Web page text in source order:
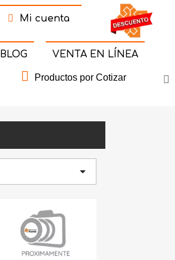
Mi cuenta
BLOG VENTA EN LÍNEA
Productos por Cotizar
